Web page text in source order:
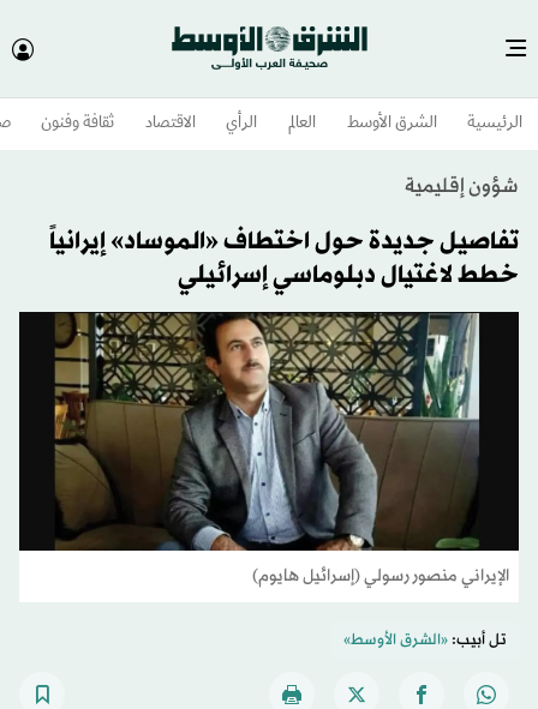
الرئيسية الشرق الأوسط​ العالم الرأي الاقتصاد ثقافة وفنون
شؤون إقليمية
تفاصيل جديدة حول اختطاف «الموساد» إيرانياً
خطط لاغتيال دبلوماسي إسرائيلي
الإيراني منصور رسولي (إسرائيل هايوم)
تل أبيب:«الشرق الأوسط»